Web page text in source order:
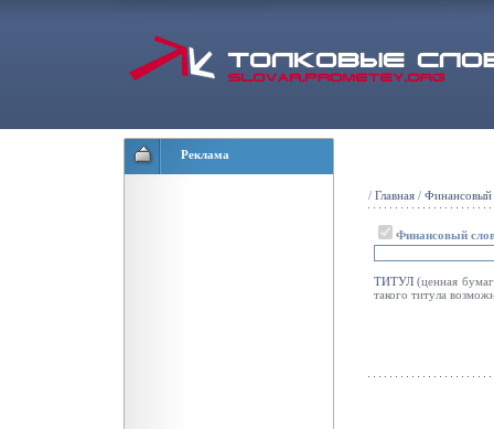
Реклама
/ Главная / Финансовый
Финансовый
ТИТУЛ (ценная
такого титула